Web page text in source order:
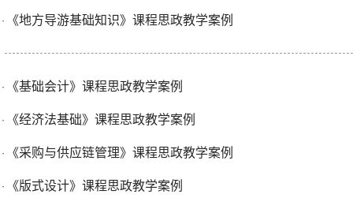
· 《地方导游基础知识》课程思政教学案例
· 《基础会计》课程思政教学案例
· 《经济法基础》课程思政教学案例
· 《采购与供应链管理》课程思政教学案例
· 《版式设计》课程思政教学案例